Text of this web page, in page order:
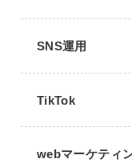
SNS運用
TikTok
webマーケティ